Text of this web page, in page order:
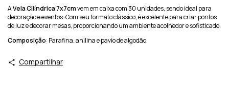
AVela Cilíndrica 7x7cmvem em caixa com 30 unidades, sendo ideal para
decoração e eventos. Com seu formato clássico, é excelente para criar pontos
de luz e decorar mesas, proporcionando um ambiente acolhedor e sofisticado.
Composição: Parafina, anilina e pavio de algodão.
Compartilhar